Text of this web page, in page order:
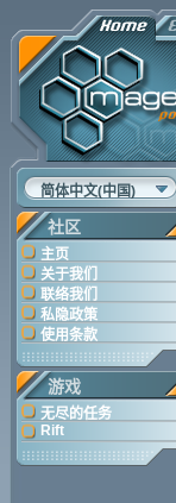
简体中文(中国)
社区
主页
关于我们
联络我们
私隐政策
使用条款
游戏
无尽的任务
Rift